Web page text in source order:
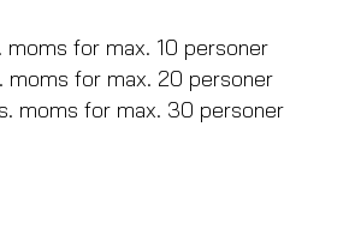
for max. 10 personer
moms for max. 20 personer
moms for max. 30 personer